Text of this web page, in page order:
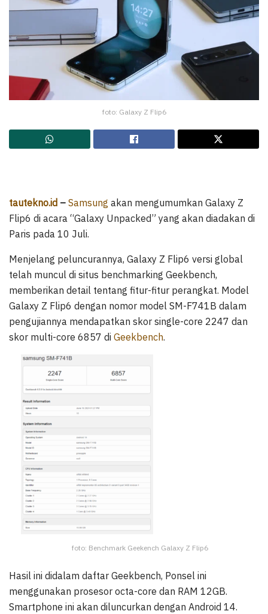
foto: Galaxy Z Flip6
tautekno.id – Samsung akan mengumumkan Galaxy Z
Flip6 di acara “Galaxy Unpacked” yang akan diadakan di
Paris pada 10 Juli.
Menjelang peluncurannya, Galaxy Z Flip6 versi global
telah muncul di situs benchmarking Geekbench,
memberikan detail tentang fitur-fitur perangkat. Model
Galaxy Z Flip6 dengan nomor model SM-F741B dalam
pengujiannya mendapatkan skor single-core 2247 dan
skor multi-core 6857 di Geekbench.
foto: Benchmark Geekench Galaxy Z Flip6
Hasil ini didalam daftar Geekbench, Ponsel ini
menggunakan prosesor octa-core dan RAM 12GB.
Smartphone ini akan diluncurkan dengan Android 14.